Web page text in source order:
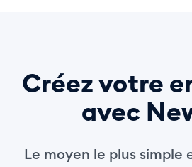
Créez votre
avec
Le moyen le plus simple